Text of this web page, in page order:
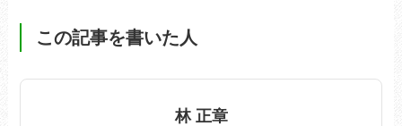
この記事を書いた人
林 正章